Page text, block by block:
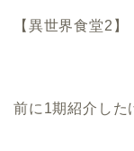
【異世界食堂2】
前に1期紹介した